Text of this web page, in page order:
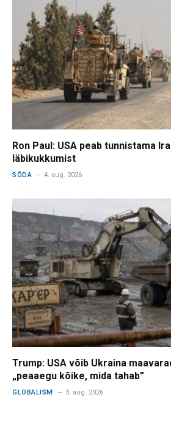
Ron Paul: USA peab tunnistama
läbikukkumist
SÕDA 4. aug. 2026
Trump: USA võib Ukraina
„peaaegu kõike, mida tahab”
GLOBALISM 3. aug. 2026